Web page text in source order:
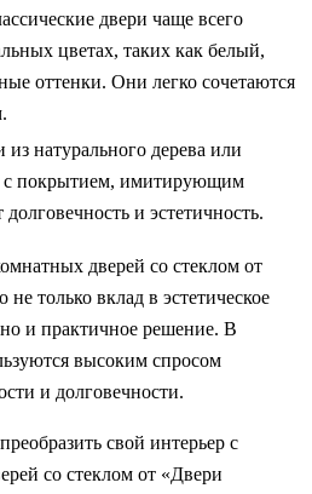
двери чаще всего
цветах, таких как белый,
оттенки. Они легко сочетаются
из натурального дерева или
покрытием, имитирующим
долговечность и эстетичность.
дверей со стеклом от
только вклад в эстетическое
и практичное решение. В
высоким спросом
и долговечности.
свой интерьер с
со стеклом от «Двери